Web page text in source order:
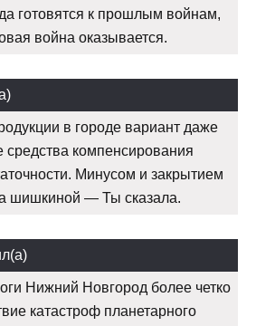
готовятся к прошлым войнам,
война оказывается.
в городе вариант даже
средства компенсирования
Минусом и закрытием
шишкиной — Ты сказала.
Нижний Новгород более четко
катастроф планетарного